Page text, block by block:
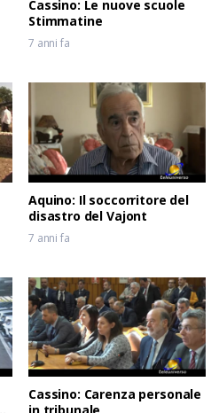
Cassino: Le nuove scuole
Stimmatine
7 anni fa
Aquino: Il soccorritore del
disastro del Vajont
7 anni fa
Cassino: Carenza personale